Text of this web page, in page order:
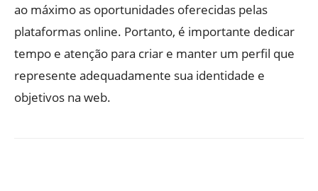
ao máximo as oportunidades oferecidas pelas
plataformas online. Portanto, é importante dedicar
tempo e atenção para criar e manter um perfil que
represente adequadamente sua identidade e
objetivos na web.